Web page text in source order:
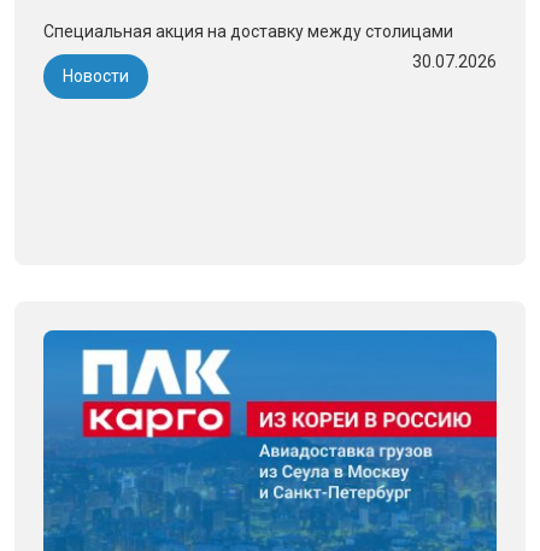
Специальная акция на доставку между столицами
Новости
30.07.2026